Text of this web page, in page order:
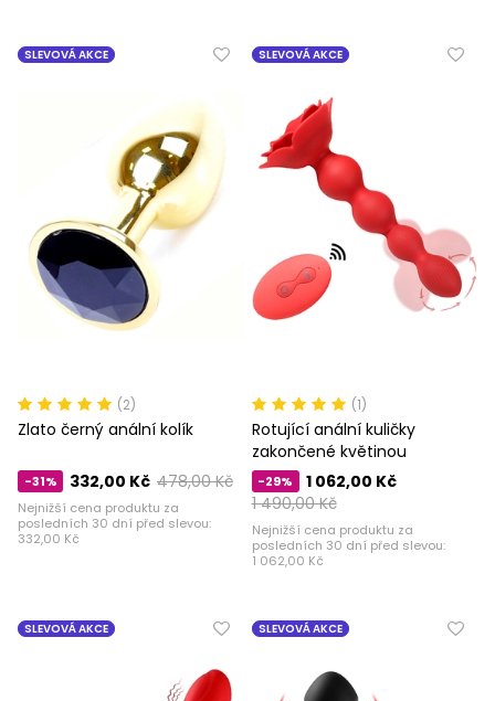
SLEVOVÁ AKCE
(2)
Zlato černý anální kolík
-31% 478,00 Kč
332,00 Kč
Nejnižší cena produktu za
posledních 30 dní před slevou:
332,00 Kč
SLEVOVÁ AKCE
(1)
Rotující anální kuličky
zakončené květinou
-29%
1 490,00 Kč
1 062,00 Kč
Nejnižší cena produktu za
posledních 30 dní před slevou:
1 062,00 Kč
SLEVOVÁ AKCE SLEVOVÁ AKCE